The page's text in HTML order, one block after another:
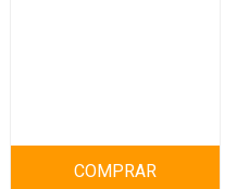
COMPRAR